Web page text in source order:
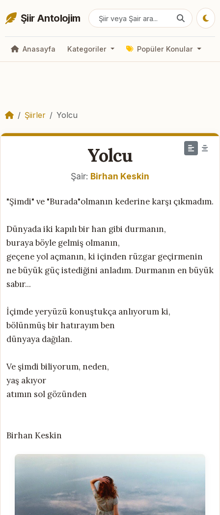
Şiir Antolojim
Anasayfa Kategoriler Popüler Konular
Şiirler Yolcu
Yolcu
Şair: Birhan Keskin
"Şimdi" ve "Burada"olmanın kederine karşı çıkmadım.
Dünyada iki kapılı bir han gibi durmanın,
buraya böyle gelmiş olmanın,
geçene yol açmanın, ki içinden rüzgar geçirmenin
ne büyük güç istediğini anladım. Durmanın en büyük
sabır...
İçimde yeryüzü konuştukça anlıyorum ki,
bölünmüş bir hatırayım ben
dünyaya dağılan.
Ve şimdi biliyorum, neden,
yaş akıyor
atımın sol gözünden
Birhan Keskin